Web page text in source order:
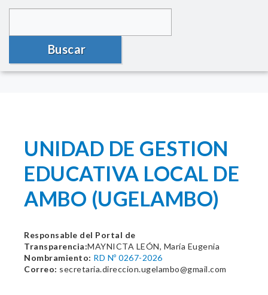
Buscar
UNIDAD DE GESTION
EDUCATIVA LOCAL DE
AMBO (UGELAMBO)
Responsable del Portal de
Transparencia:MAYNICTA LEÓN, María Eugenia
Nombramiento: RD Nº 0267-2026
Correo: secretaria.direccion.ugelambo@gmail.com